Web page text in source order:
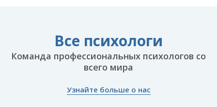
Все психологи
Команда профессиональных психологов со
всего мира
Узнайте больше о нас